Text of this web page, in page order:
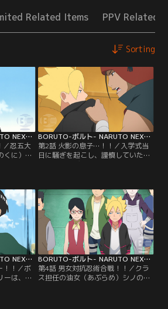
Related Items PPV Related
Sorting
BORUTO-ボルト- NARUTO NEXT GENERATIONS 第001話
／忍五大
くに）」
トを父に
は、不良
雷門デン
デンキ
父親に
いた…。
】
BORUTO-ボルト- NARUTO NEXT GENERATIONS 第002話
第2話 火影の息子…！！／入学式当
日に騒ぎを起こし、謹慎していたボ
ルトがアカデミーに初登校した。だ
分を受けたボルトにクラスメイトの
目は冷たい。そんな中ボルトはクラ
スメイトのひとり、結乃（ゆいの）
イワベエにケンカを売られる。イワ
ベエは優れた戦闘センスを持ちなが
ら、素行の悪さが原因で…。【提
供：バンダイチャンネル】
BORUTO-ボルト- NARUTO NEXT GENERATIONS 第003話
！！／ボ
ーは、と
BORUTO-ボルト- NARUTO NEXT GENERATIONS 第004話
第4話 男女対抗忍術合戦！！／クラ
ス担任の油女（あぶらめ）シノの提